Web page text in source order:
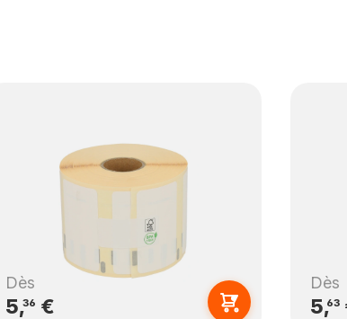
Dès
5,36 €
Dès
5,63